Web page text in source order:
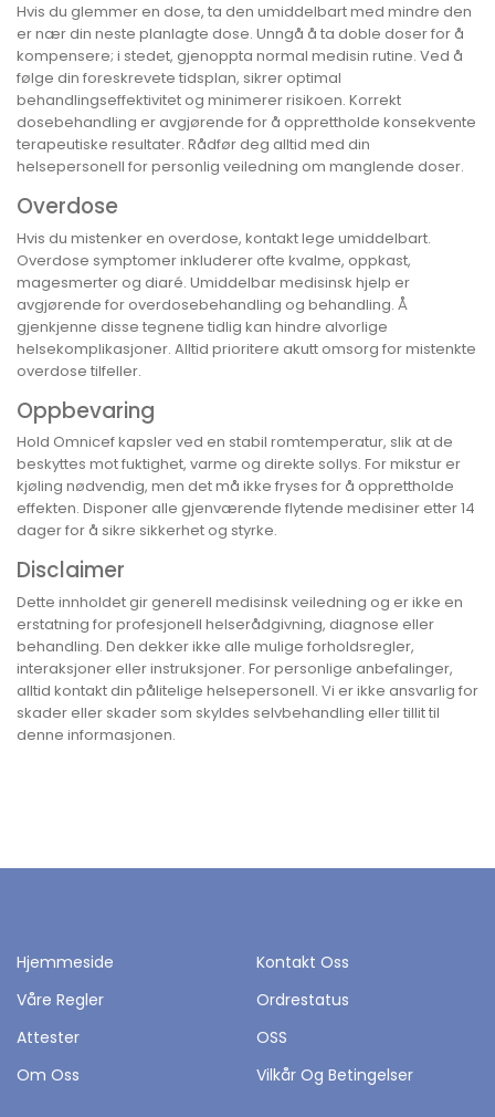
Hvis du glemmer en dose, ta den umiddelbart med mindre den
er nær din neste planlagte dose. Unngå å ta doble doser for å
kompensere; i stedet, gjenoppta normal medisin rutine. Ved å
følge din foreskrevete tidsplan, sikrer optimal
behandlingseffektivitet og minimerer risikoen. Korrekt
dosebehandling er avgjørende for å opprettholde konsekvente
terapeutiske resultater. Rådfør deg alltid med din
helsepersonell for personlig veiledning om manglende doser.
Overdose
Hvis du mistenker en overdose, kontakt lege umiddelbart.
Overdose symptomer inkluderer ofte kvalme, oppkast,
magesmerter og diaré. Umiddelbar medisinsk hjelp er
avgjørende for overdosebehandling og behandling. Å
gjenkjenne disse tegnene tidlig kan hindre alvorlige
helsekomplikasjoner. Alltid prioritere akutt omsorg for mistenkte
overdose tilfeller.
Oppbevaring
Hold Omnicef kapsler ved en stabil romtemperatur, slik at de
beskyttes mot fuktighet, varme og direkte sollys. For mikstur er
kjøling nødvendig, men det må ikke fryses for å opprettholde
effekten. Disponer alle gjenværende flytende medisiner etter 14
dager for å sikre sikkerhet og styrke.
Disclaimer
Dette innholdet gir generell medisinsk veiledning og er ikke en
erstatning for profesjonell helserådgivning, diagnose eller
behandling. Den dekker ikke alle mulige forholdsregler,
interaksjoner eller instruksjoner. For personlige anbefalinger,
alltid kontakt din pålitelige helsepersonell. Vi er ikke ansvarlig for
skader eller skader som skyldes selvbehandling eller tillit til
denne informasjonen.
Hjemmeside
Kontakt Oss
Våre Regler
Ordrestatus
Attester
OSS
Om Oss
Vilkår Og Betingelser